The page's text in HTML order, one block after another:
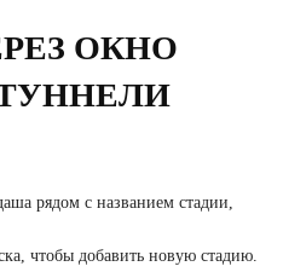
ОКНО
рядом с названием стадии,
чтобы добавить новую стадию.